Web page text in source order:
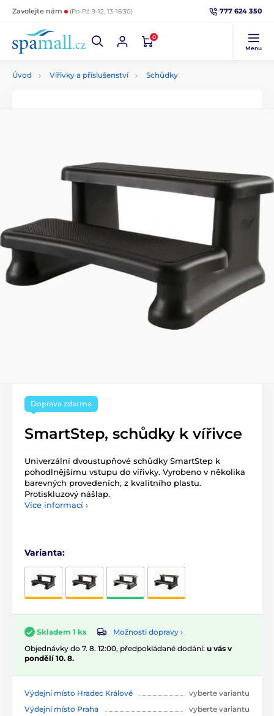
Zavolejte nám (Po-Pá 9-12, 13-16:30) 777 624 350
0
Menu
Úvod Vířivky a příslušenství Schůdky
Doprava zdarma
SmartStep, schůdky k vířivce
Univerzální dvoustupňové schůdky SmartStep k
pohodlnějšímu vstupu do vířivky. Vyrobeno v několika
barevných provedeních, z kvalitního plastu.
Protiskluzový nášlap.
Více informací ›
Varianta:
Skladem 1 ks
Možnosti dopravy ›
Objednávky do 7. 8. 12:00, předpokládané dodání: u vás v
pondělí 10. 8.
Výdejní místo Hradec Králové
vyberte variantu
Výdejní místo Praha
vyberte variantu